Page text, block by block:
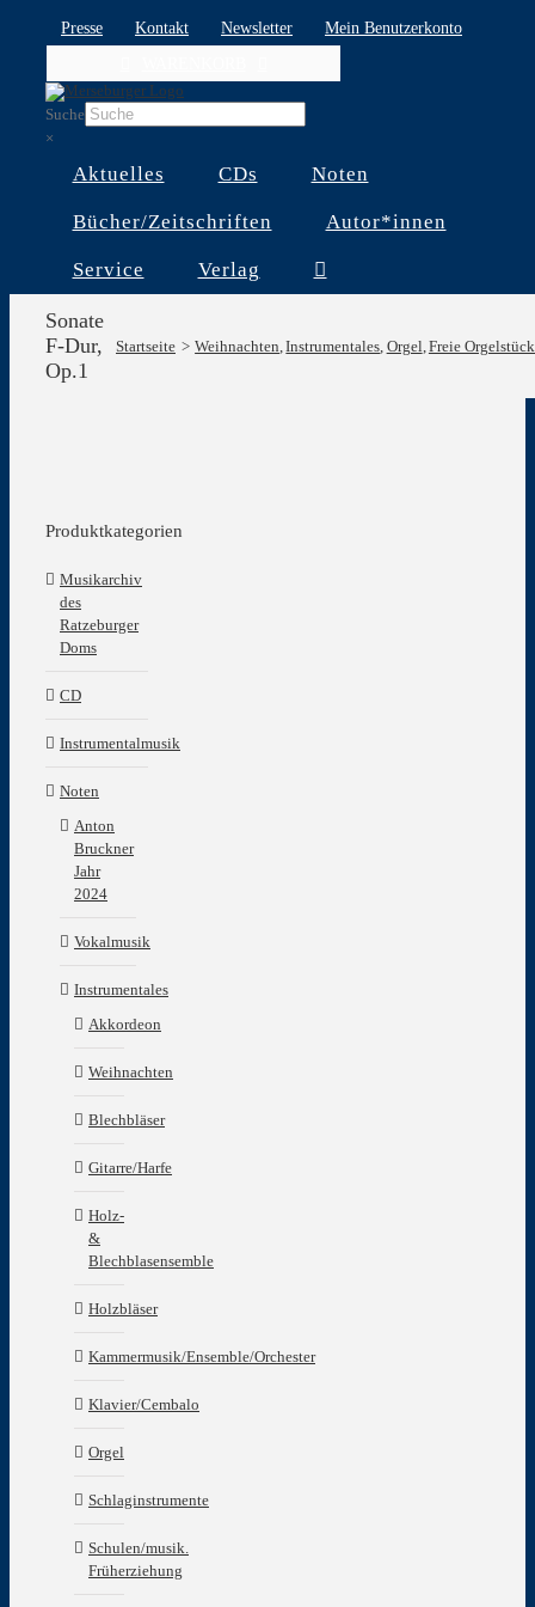
Presse Kontakt Newsletter
Mein Benutzerkonto
Suche
×
Aktuelles CDs Noten
Bücher/Zeitschriften Autor*innen
Service Verlag
Sonate
F-Dur,
Op.1
Startseite Weihnachten Instrumentales Orgel Freie
Produktkategorien
Musikarchiv
des
Ratzeburger
Doms
CD
Instrumentalmusik
Noten
Anton
Bruckner
Jahr
2024
Vokalmusik
Instrumentales
Akkordeon
Weihnachten
Blechbläser
Gitarre/Harfe
Holz-
&
Blechblasensemble
Holzbläser
Kammermusik/Ensemble/Orchester
Klavier/Cembalo
Orgel
Schlaginstrumente
Schulen/musik.
Früherziehung